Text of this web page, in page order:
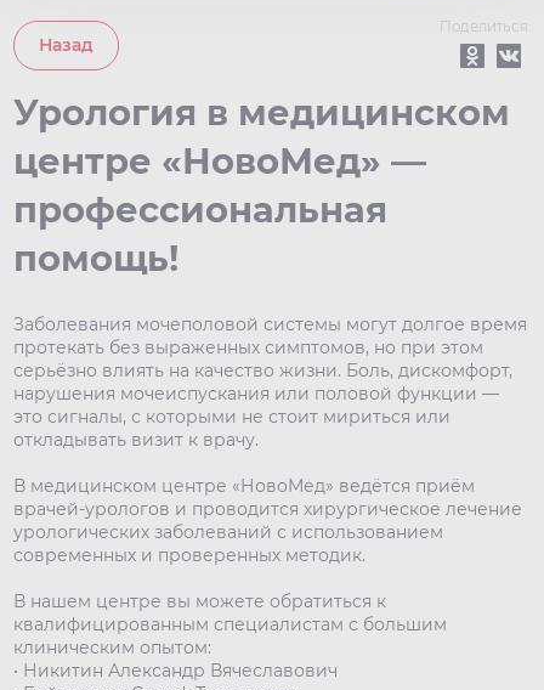
Назад
Поделиться:
Урология в медицинском
центре «НовоМед» —
профессиональная
помощь!
Заболевания мочеполовой системы могут долгое время
протекать без выраженных симптомов, но при этом
серьёзно влиять на качество жизни. Боль, дискомфорт,
нарушения мочеиспускания или половой функции —
это сигналы, с которыми не стоит мириться или
откладывать визит к врачу.
В медицинском центре «НовоМед» ведётся приём
врачей-урологов и проводится хирургическое лечение
урологических заболеваний с использованием
современных и проверенных методик.
В нашем центре вы можете обратиться к
квалифицированным специалистам с большим
клиническим опытом:
• Никитин Александр Вячеславович